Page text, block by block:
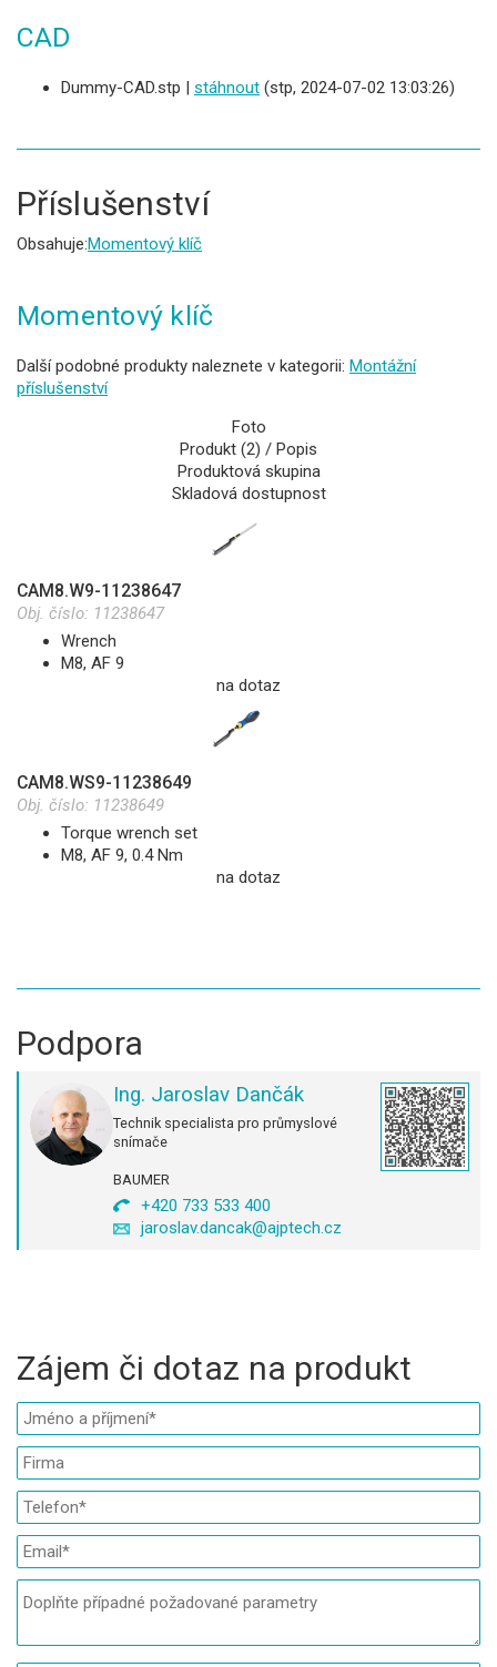
CAD
Dummy-CAD.stp | stáhnout (stp, 2024-07-02 13:03:26)
Příslušenství
Obsahuje:Momentový klíč
Momentový klíč
Další podobné produkty naleznete v kategorii: Montážní
příslušenství
Foto
Produkt (2) / Popis
Produktová skupina
Skladová dostupnost
CAM8.W9-11238647
Obj. číslo: 11238647
Wrench
M8, AF 9
na dotaz
CAM8.WS9-11238649
Obj. číslo: 11238649
Torque wrench set
M8, AF 9, 0.4 Nm
na dotaz
Podpora
Ing. Jaroslav Dančák
Technik specialista pro průmyslové
snímače
BAUMER
+420 733 533 400
jaroslav.dancak@ajptech.cz
Zájem či dotaz na produkt